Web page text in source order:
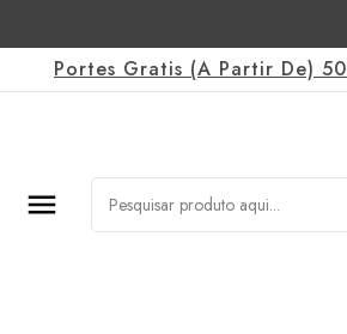
Portes Gratis (a Partir De)
